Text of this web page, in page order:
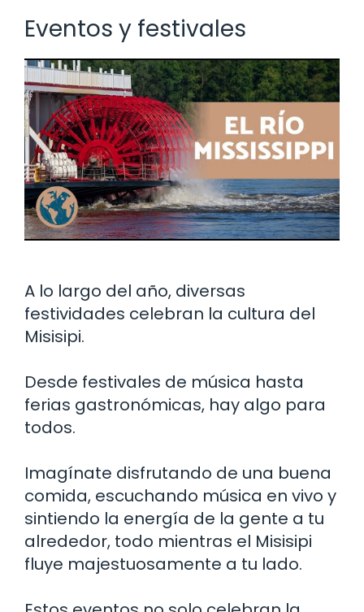
Eventos y festivales
A lo largo del año, diversas
festividades celebran la cultura del
Misisipi.
Desde festivales de música hasta
ferias gastronómicas, hay algo para
todos.
Imagínate disfrutando de una buena
comida, escuchando música en vivo y
sintiendo la energía de la gente a tu
alrededor, todo mientras el Misisipi
fluye majestuosamente a tu lado.